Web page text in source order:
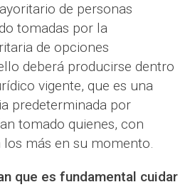
de personas
tomadas por la
de opciones
deberá producirse dentro
vigente, que es una
predeterminada por
tomado quienes, con
más en su momento.
que es fundamental cuidar